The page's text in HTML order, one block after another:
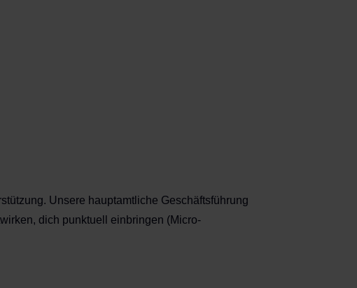
Unsere hauptamtliche Geschäftsführung
dich punktuell einbringen (Micro-